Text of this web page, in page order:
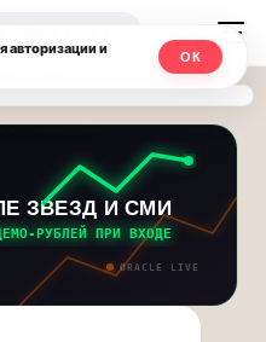
ЗВЕЗД И СМИ
РУБЛЕЙ ПРИ ВХОДЕ
ORACLE LIVE
авторизации и
ОК